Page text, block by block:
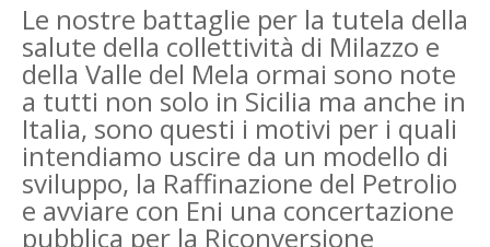
Le nostre battaglie per la tutela della
salute della collettività di Milazzo e
della Valle del Mela ormai sono note
a tutti non solo in Sicilia ma anche in
Italia, sono questi i motivi per i quali
intendiamo uscire da un modello di
sviluppo, la Raffinazione del Petrolio
e avviare con Eni una concertazione
pubblica per la Riconversione